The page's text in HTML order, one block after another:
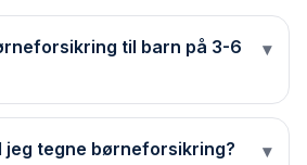
til barn på 3-6
▾
jeg tegne børneforsikring? ▾